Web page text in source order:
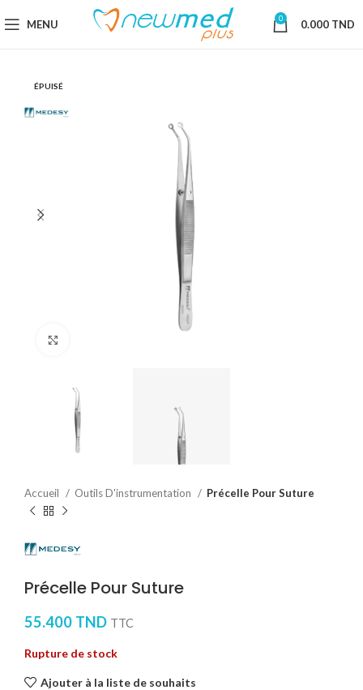
MENU 0 0.000 TND
ÉPUISÉ
Accueil Outils D'instrumentation Précelle Pour Suture
Précelle Pour Suture
55.400 TND TTC
Rupture de stock
Ajouter à la liste de souhaits